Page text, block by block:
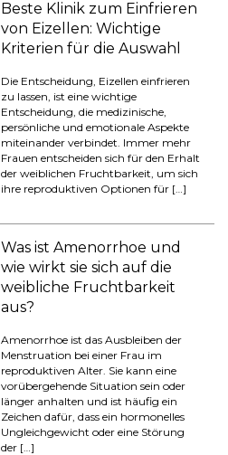
Beste Klinik zum Einfrieren
von Eizellen: Wichtige
Kriterien für die Auswahl
Die Entscheidung, Eizellen einfrieren
zu lassen, ist eine wichtige
Entscheidung, die medizinische,
persönliche und emotionale Aspekte
miteinander verbindet. Immer mehr
Frauen entscheiden sich für den Erhalt
der weiblichen Fruchtbarkeit, um sich
ihre reproduktiven Optionen für […]
Was ist Amenorrhoe und
wie wirkt sie sich auf die
weibliche Fruchtbarkeit
aus?
Amenorrhoe ist das Ausbleiben der
Menstruation bei einer Frau im
reproduktiven Alter. Sie kann eine
vorübergehende Situation sein oder
länger anhalten und ist häufig ein
Zeichen dafür, dass ein hormonelles
Ungleichgewicht oder eine Störung
der […]